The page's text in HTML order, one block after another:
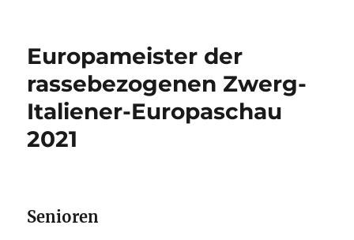
Europameister der
rassebezogenen Zwerg-
Italiener-Europaschau
2021
Senioren